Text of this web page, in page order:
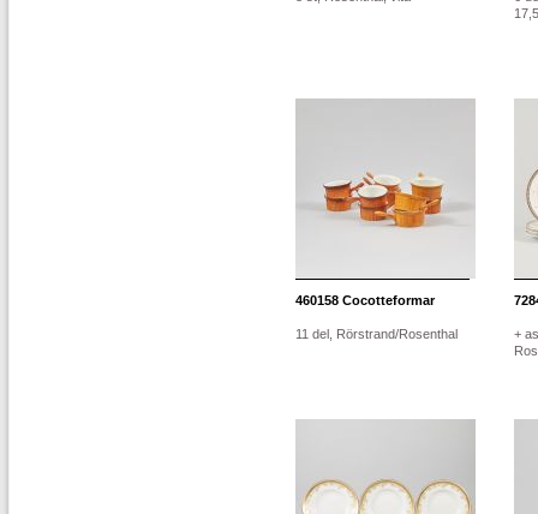
460158 Cocotteformar
11 del, Rörstrand/Rosenthal
+